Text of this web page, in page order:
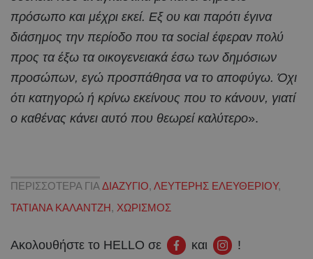
πρόσωπο και μέχρι εκεί. Εξ ου και παρότι έγινα
διάσημος την περίοδο που τα social έφεραν πολύ
προς τα έξω τα οικογενειακά έσω των δημόσιων
προσώπων, εγώ προσπάθησα να το αποφύγω. Όχι
ότι κατηγορώ ή κρίνω εκείνους που το κάνουν, γιατί
ο καθένας κάνει αυτό που θεωρεί καλύτερο».
ΠΕΡΙΣΣΟΤΕΡΑ ΓΙΑ ΔΙΑΖΥΓΙΟ, ΛΕΥΤΕΡΗΣ ΕΛΕΥΘΕΡΙΟΥ,
ΤΑΤΙΑΝΑ ΚΑΛΑΝΤΖΗ, ΧΩΡΙΣΜΟΣ
Ακολουθήστε το HELLO σε και !